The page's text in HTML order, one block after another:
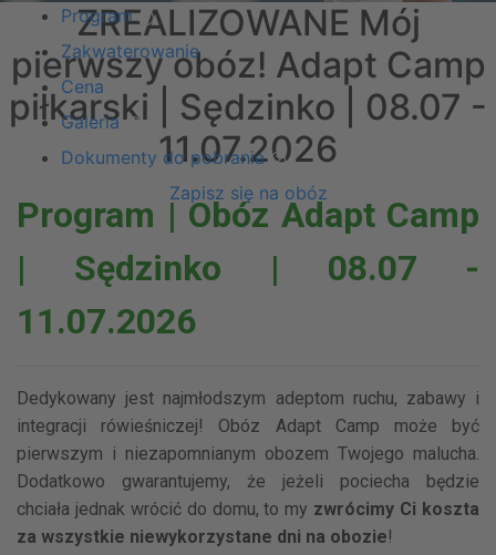
ZREALIZOWANE Mój
pierwszy obóz! Adapt Camp
piłkarski | Sędzinko | 08.07 -
11.07.2026
Zapisz się na obóz
Program
Zakwaterowanie
Cena
Galeria
Dokumenty do pobrania
Program | Obóz Adapt Camp
| Sędzinko | 08.07 -
11.07.2026
Dedykowany jest najmłodszym adeptom ruchu, zabawy i
integracji rówieśniczej! Obóz Adapt Camp może być
pierwszym i niezapomnianym obozem Twojego malucha.
Dodatkowo gwarantujemy, że jeżeli pociecha będzie
chciała jednak wrócić do domu, to my zwrócimy Ci koszta
za wszystkie niewykorzystane dni na obozie!